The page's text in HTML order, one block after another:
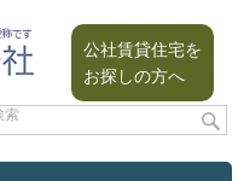
公社賃貸住宅を
お探しの方へ